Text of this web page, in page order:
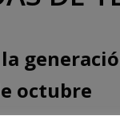
octubre